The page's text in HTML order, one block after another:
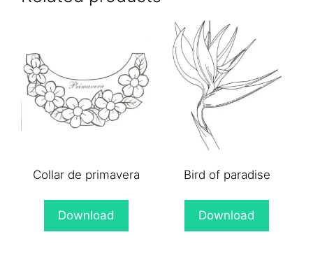
Collar de primavera
Download
Bird of paradise
Download